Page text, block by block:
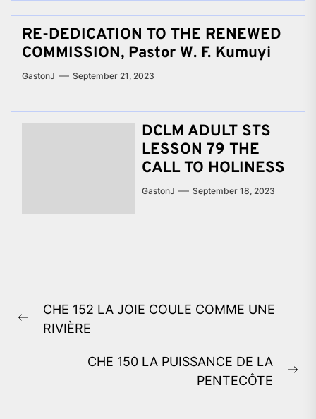
RE-DEDICATION TO THE RENEWED
COMMISSION, Pastor W. F. Kumuyi
GastonJ September 21, 2023
DCLM ADULT STS
LESSON 79 THE
CALL TO HOLINESS
GastonJ September 18, 2023
navigation
Previous
CHE 152 LA JOIE COULE COMME UNE
RIVIÈRE
CHE 150 LA PUISSANCE DE LA
PENTECÔTE